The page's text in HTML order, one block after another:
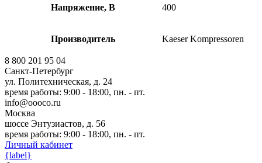
Напряжение, В 400
Производитель Kaeser Kompressoren
8 800 201 95 04
Санкт-Петербург
ул. Политехническая, д. 24
время работы: 9:00 - 18:00, пн. - пт.
info@oooco.ru
Москва
шоссе Энтузиастов, д. 56
время работы: 9:00 - 18:00, пн. - пт.
Личный кабинет
{label}